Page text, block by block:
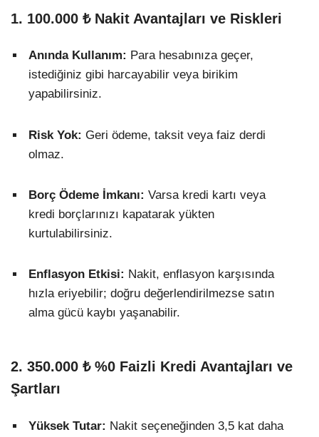
1. 100.000 ₺ Nakit Avantajları ve Riskleri
Anında Kullanım: Para hesabınıza geçer,
istediğiniz gibi harcayabilir veya birikim
yapabilirsiniz.
Risk Yok: Geri ödeme, taksit veya faiz derdi
olmaz.
Borç Ödeme İmkanı: Varsa kredi kartı veya
kredi borçlarınızı kapatarak yükten
kurtulabilirsiniz.
Enflasyon Etkisi: Nakit, enflasyon karşısında
hızla eriyebilir; doğru değerlendirilmezse satın
alma gücü kaybı yaşanabilir.
2. 350.000 ₺ %0 Faizli Kredi Avantajları ve
Şartları
Yüksek Tutar: Nakit seçeneğinden 3,5 kat daha